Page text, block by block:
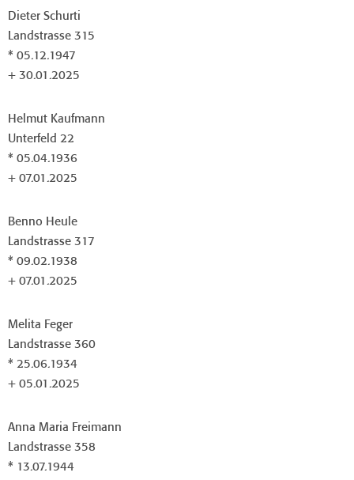
Dieter Schurti
Landstrasse 315
* 05.12.1947
+ 30.01.2025
Helmut Kaufmann
Unterfeld 22
* 05.04.1936
+ 07.01.2025
Benno Heule
Landstrasse 317
* 09.02.1938
+ 07.01.2025
Melita Feger
Landstrasse 360
* 25.06.1934
+ 05.01.2025
Anna Maria Freimann
Landstrasse 358
* 13.07.1944